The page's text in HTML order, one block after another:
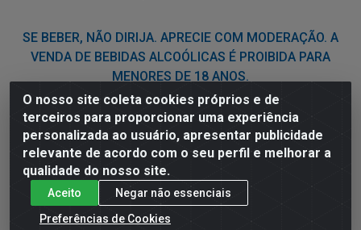
O nosso site coleta cookies próprios e de
terceiros para proporcionar uma experiência
personalizada ao usuário, apresentar publicidade
relevante de acordo com o seu perfil e melhorar a
qualidade do nosso site.
Aceito
Negar não essenciais
Preferências de Cookies
SE BEBER, NÃO DIRIJA. APRECIE COM MODERAÇÃO. A
VENDA DE BEBIDAS ALCOÓLICAS É PROIBIDA PARA
MENORES DE 18 ANOS.
Nordil Distribuidora - Avenida Liberdade, 2738, Bloco F - Sesi -
Bayeux/PB - CEP 58.111-400 - CNPJ 03.775.813/0001-41